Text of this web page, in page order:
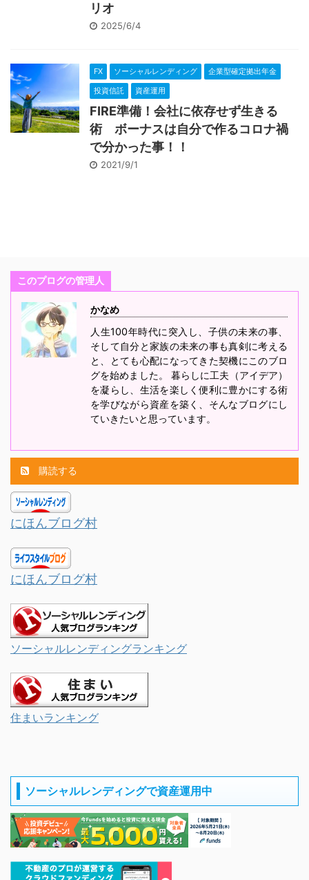
リオ
2025/6/4
FX ソーシャルレンディング
企業型確定拠出年金
投資信託
資産運用
FIRE準備！会社に依存せず生きる
術 ボーナスは自分で作るコロナ禍
で分かった事！！
2021/9/1
このプログの管理人
かなめ
人生100年時代に突入し、子供の未来の事、
そして自分と家族の未来の事も真剣に考える
と、とても心配になってきた契機にこのブロ
グを始めました。 暮らしに工夫（アイデア）
を凝らし、生活を楽しく便利に豊かにする術
を学びながら資産を築く、そんなブログにし
ていきたいと思っています。
購読する
にほんブログ村
にほんブログ村
ソーシャルレンディングランキング
住まいランキング
ソーシャルレンディングで資産運用中